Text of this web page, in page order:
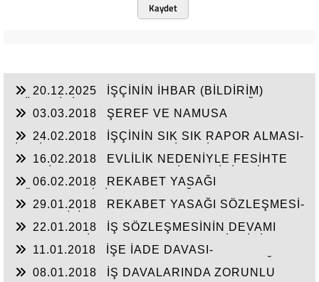
Kaydet
20.12.2025
İŞÇİNİN İHBAR (BİLDİRİM)
NEDENİYLE FESİHTE DİKKAT EDİLECEK
HUSUSLAR
03.03.2018
ŞEREF VE NAMUSA
HAKLI FESİH
24.02.2018
İŞÇİNİN SIK SIK RAPOR ALMASI-
16.02.2018
EVLİLİK NEDENİYLE FESİHTE
EDİLMESİ GEREKEN HUSUSLAR
06.02.2018
REKABET YASAĞI
GEÇERLİLİĞİ-İŞVERENİN YÜKÜMLÜLÜK
ALMASI GEREKMEDİĞİ-İŞYERİNİN DEVRİ
HALİNDE SÖZLEŞMENİN GEÇERLİLİĞİ
29.01.2018
REKABET YASAĞI SÖZLEŞMESİ-
22.01.2018
İŞ SÖZLEŞMESİNİN DEVAMI
SADAKAT BORCU -HAKLI FESİH
11.01.2018
İŞE İADE DAVASI-
UYGULAMASI
08.01.2018
İŞ DAVALARINDA ZORUNLU